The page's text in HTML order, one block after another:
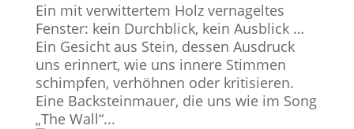
Ein mit verwittertem Holz vernageltes
Fenster: kein Durchblick, kein Ausblick …
Ein Gesicht aus Stein, dessen Ausdruck
uns erinnert, wie uns innere Stimmen
schimpfen, verhöhnen oder kritisieren.
Eine Backsteinmauer, die uns wie im Song
„The Wall“...